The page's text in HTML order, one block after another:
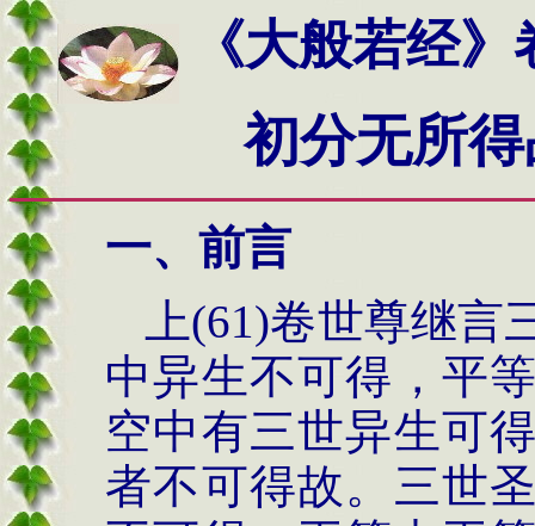
《大般若经
初分无所得
一、前言
上(61)卷世尊继
中异生不可得，平
空中有三世异生可
者不可得故。三世